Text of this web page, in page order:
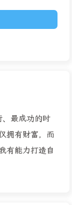
最成功的时
拥有财富，而
有能力打造自